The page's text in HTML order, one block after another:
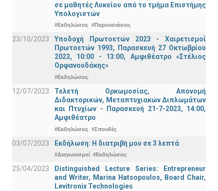
σε μαθητές Λυκείου από το τμήμα Επιστήμης
Υπολογιστών
#Εκδηλώσεις #Παρουσιάσεις
23/10/2023
Υποδοχή Πρωτοετών 2023 - Χαιρετισμοί
Πρωτοετών 1993, Παρασκευή 27 Οκτωβρίου
2023, 10:00 - 13:00, Αμφιθέατρο «Στέλιος
Ορφανουδάκης»
#Εκδηλώσεις
12/07/2023
Τελετή Ορκωμοσίας, Απονομή
Διδακτορικών, Μεταπτυχιακών Διπλωμάτων
και Πτυχίων - Παρασκευή 21-7-2023, 14:00,
Αμφιθέατρο
#Εκδηλώσεις #Σπουδές
03/07/2023 Εκδήλωση: Η διατριβή μου σε 3 λεπτά
#Διαγωνισμοί #Εκδηλώσεις
25/04/2023
Distinguished Lecture Series: Entrepreneur
and Writer, Marina Hatsopoulos, Board Chair,
Levitronix Technologies